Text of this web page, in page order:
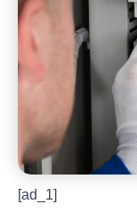
[ad_1]